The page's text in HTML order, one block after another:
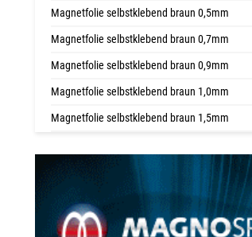
Magnetfolie selbstklebend braun 0,5mm
Magnetfolie selbstklebend braun 0,7mm
Magnetfolie selbstklebend braun 0,9mm
Magnetfolie selbstklebend braun 1,0mm
Magnetfolie selbstklebend braun 1,5mm